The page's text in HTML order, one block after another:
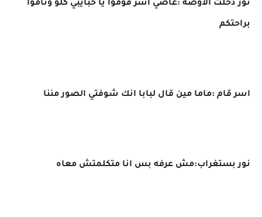
نور دخلت الاوضة :عاصي اسر قوموا يا حبايبي كلو وناموا
براحتكم
اسر قام :ماما مين قال لبابا انك شوفتي الصور مننا
نور بستغراب:مش عرفه بس انا متكلمتش معاه